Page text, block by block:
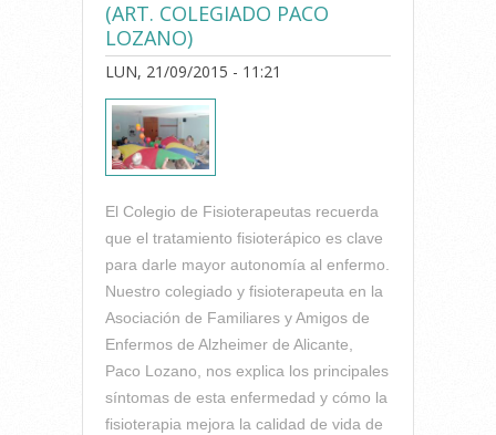
(ART. COLEGIADO PACO
LOZANO)
LUN, 21/09/2015 - 11:21
El Colegio de Fisioterapeutas recuerda
que el tratamiento fisioterápico es clave
para darle mayor autonomía al enfermo.
Nuestro colegiado y fisioterapeuta en la
Asociación de Familiares y Amigos de
Enfermos de Alzheimer de Alicante,
Paco Lozano, nos explica los principales
síntomas de esta enfermedad y cómo la
fisioterapia mejora la calidad de vida de